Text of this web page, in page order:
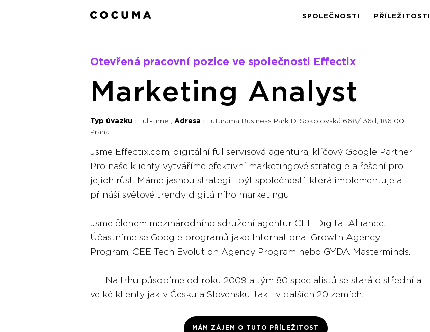
SPOLEČNOSTI PŘÍLEŽITOSTI
Otevřená pracovní pozice ve společnosti Effectix
Marketing Analyst
Typ úvazku Full-time Adresa
Futurama Business Park D, Sokolovská 668/136d, 186 00
Praha
Jsme Effectix.com, digitální fullservisová agentura, klíčový Google Partner.
Pro naše klienty vytváříme efektivní marketingové strategie a řešení pro
jejich růst. Máme jasnou strategii: být společností, která implementuje a
přináší světové trendy digitálního marketingu.
Jsme členem mezinárodního sdružení agentur CEE Digital Alliance.
Účastníme se Google programů jako International Growth Agency
Program, CEE Tech Evolution Agency Program nebo GYDA Masterminds.
Na trhu působíme od roku 2009 a tým 80 specialistů se stará o střední a
velké klienty jak v Česku a Slovensku, tak i v dalších 20 zemích.
MÁM ZÁJEM O TUTO PŘÍLEŽITOST